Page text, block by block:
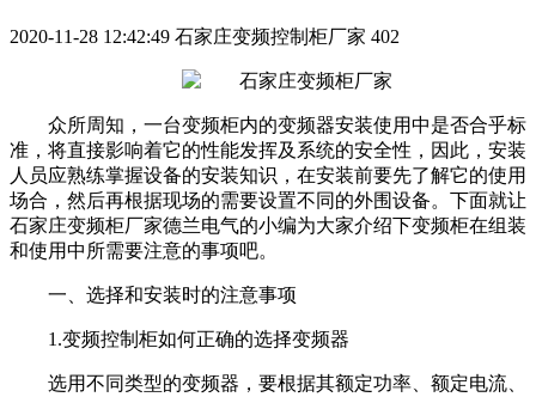
2020-11-28 12:42:49 石家庄变频控制柜厂家 402
众所周知，一台变频柜内的变频器安装使用中是否合乎标
准，将直接影响着它的性能发挥及系统的安全性，因此，安装
人员应熟练掌握设备的安装知识，在安装前要先了解它的使用
场合，然后再根据现场的需要设置不同的外围设备。下面就让
石家庄变频柜厂家德兰电气的小编为大家介绍下变频柜在组装
和使用中所需要注意的事项吧。
一、选择和安装时的注意事项
1.变频控制柜如何正确的选择变频器
选用不同类型的变频器，要根据其额定功率、额定电流、